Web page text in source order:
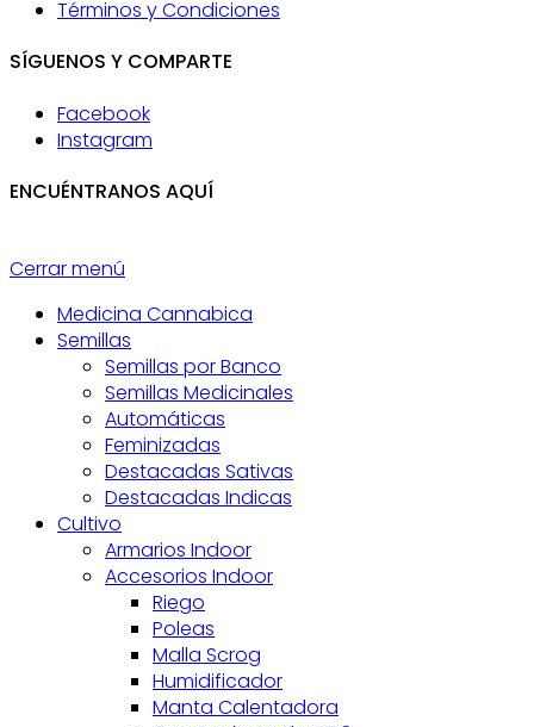
Términos y Condiciones
SÍGUENOS Y COMPARTE
Facebook
Instagram
ENCUÉNTRANOS AQUÍ
Cerrar menú
Medicina Cannabica
Semillas
Semillas por Banco
Semillas Medicinales
Automáticas
Feminizadas
Destacadas Sativas
Destacadas Indicas
Cultivo
Armarios Indoor
Accesorios Indoor
Riego
Poleas
Malla Scrog
Humidificador
Manta Calentadora